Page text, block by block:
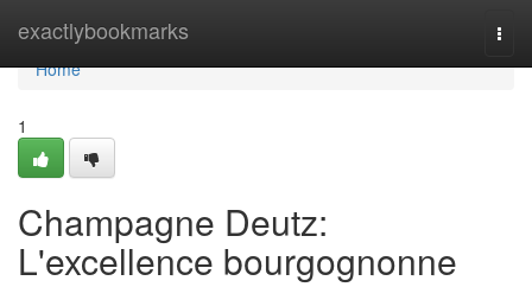
exactlybookmarks
Home
Home
1
Champagne Deutz:
L'excellence bourgognonne